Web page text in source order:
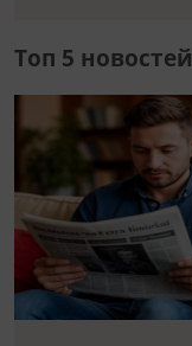
Топ 5 новостей